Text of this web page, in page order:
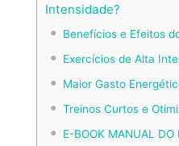
Intensidade?
Benefícios e Efeitos
Exercícios de Alta
Maior Gasto
Treinos Curtos e
E-BOOK MANUAL